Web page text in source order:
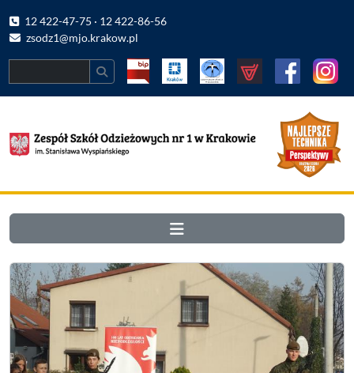
12 422-47-75 · 12 422-86-56
zsodz1@mjo.krakow.pl